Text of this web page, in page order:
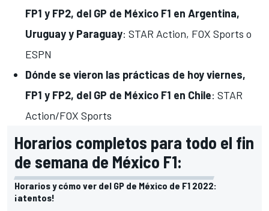
FP1 y FP2, del GP de México F1 en Argentina,
Uruguay y Paraguay: STAR Action, FOX Sports o
ESPN
Dónde se vieron las prácticas de hoy viernes,
FP1 y FP2, del GP de México F1 en Chile: STAR
Action/FOX Sports
Horarios completos para todo el fin
de semana de México F1:
Horarios y cómo ver del GP de México de F1 2022:
¡atentos!